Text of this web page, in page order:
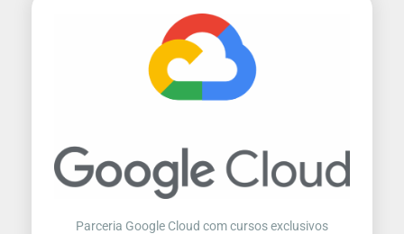
Parceria Google Cloud com cursos exclusivos